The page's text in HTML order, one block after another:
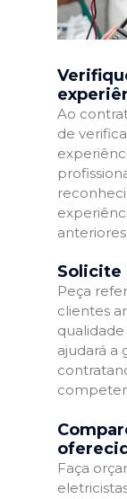
Ao
de
anteriores.
Solicite
Peça
clientes
ajudará a
Faça